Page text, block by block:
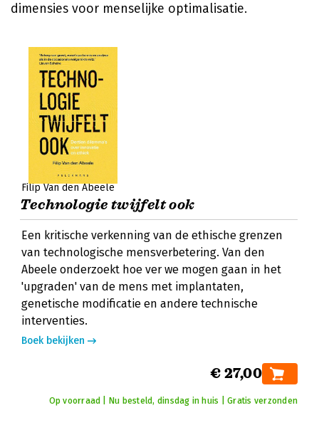
dimensies voor menselijke optimalisatie.
Filip Van den Abeele
Technologie twijfelt ook
Een kritische verkenning van de ethische grenzen
van technologische mensverbetering. Van den
Abeele onderzoekt hoe ver we mogen gaan in het
'upgraden' van de mens met implantaten,
genetische modificatie en andere technische
interventies.
Boek bekijken
€ 27,00
Op voorraad | Nu besteld, dinsdag in huis | Gratis verzonden